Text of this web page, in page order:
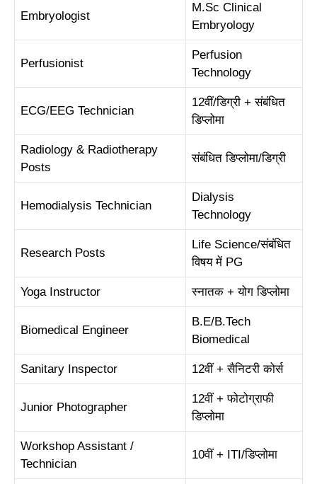
Embryologist
M.Sc Clinical
Embryology
Perfusionist
Perfusion
Technology
ECG/EEG Technician
12वीं/डिग्री + संबंधित
डिप्लोमा
Radiology & Radiotherapy
Posts
संबंधित डिप्लोमा/डिग्री
Hemodialysis Technician
Dialysis
Technology
Research Posts
Life Science/संबंधित
विषय में PG
Yoga Instructor स्नातक + योग डिप्लोमा
Biomedical Engineer
B.E/B.Tech
Biomedical
Sanitary Inspector 12वीं + सैनिटरी कोर्स
Junior Photographer
12वीं + फोटोग्राफी
डिप्लोमा
Workshop Assistant /
Technician
10वीं + ITI/डिप्लोमा